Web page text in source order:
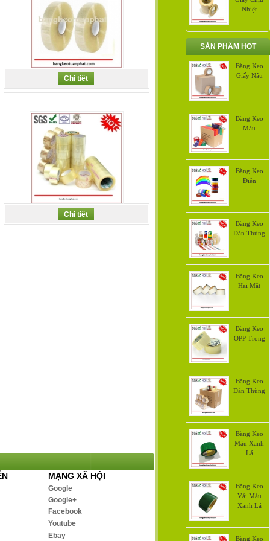
Nhiệt
SẢN PHẨM HOT
Băng Keo
Giấy Nâu
Băng Keo
Màu
Băng Keo
Điện
Băng Keo
Dán Thùng
Băng Keo
Hai Mặt
Băng Keo
OPP Trong
Băng Keo
Dán Thùng
Băng Keo
Màu Xanh
Lá
Băng Keo
Vải Màu
Xanh Lá
Băng Keo
Băng Keo Dán Thùng
Chi tiết
Băng Keo Dán Thùng
Chi tiết
MẠNG XÃ HỘI
Google
Google+
Facebook
Youtube
Ebay